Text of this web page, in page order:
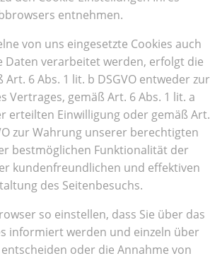
entnehmen.
von uns eingesetzte Cookies auch
Daten verarbeitet werden, erfolgt die
6 Abs. 1 lit. b DSGVO entweder zur
Vertrages, gemäß Art. 6 Abs. 1 lit. a
erteilten Einwilligung oder gemäß Art.
zur Wahrung unserer berechtigten
bestmöglichen Funktionalität der
kundenfreundlichen und effektiven
des Seitenbesuchs.
so einstellen, dass Sie über das
informiert werden und einzeln über
oder die Annahme von